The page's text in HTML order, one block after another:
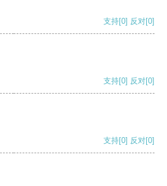
支持[0] 反对[0]
支持[0] 反对[0]
支持[0] 反对[0]